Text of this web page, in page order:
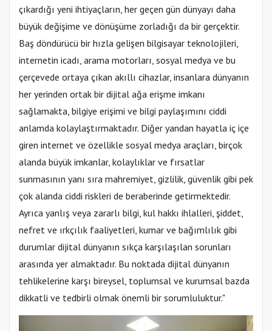
çıkardığı yeni ihtiyaçların, her geçen gün dünyayı daha
büyük değişime ve dönüşüme zorladığı da bir gerçektir.
Baş döndürücü bir hızla gelişen bilgisayar teknolojileri,
internetin icadı, arama motorları, sosyal medya ve bu
çerçevede ortaya çıkan akıllı cihazlar, insanlara dünyanın
her yerinden ortak bir dijital ağa erişme imkanı
sağlamakta, bilgiye erişimi ve bilgi paylaşımını ciddi
anlamda kolaylaştırmaktadır. Diğer yandan hayatla iç içe
giren internet ve özellikle sosyal medya araçları, birçok
alanda büyük imkanlar, kolaylıklar ve fırsatlar
sunmasının yanı sıra mahremiyet, gizlilik, güvenlik gibi pek
çok alanda ciddi riskleri de beraberinde getirmektedir.
Ayrıca yanlış veya zararlı bilgi, kul hakkı ihlalleri, şiddet,
nefret ve ırkçılık faaliyetleri, kumar ve bağımlılık gibi
durumlar dijital dünyanın sıkça karşılaşılan sorunları
arasında yer almaktadır. Bu noktada dijital dünyanın
tehlikelerine karşı bireysel, toplumsal ve kurumsal bazda
dikkatli ve tedbirli olmak önemli bir sorumluluktur."